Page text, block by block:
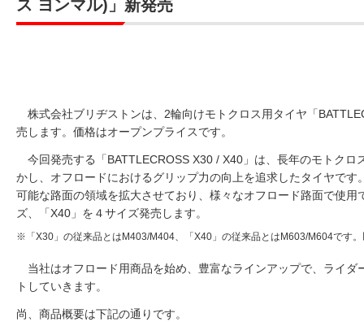
ス ヨンマル)」新発売
株式会社ブリヂストンは、2輪向けモトクロス用タイヤ「
売します。価格はオープンプライスです。
今回発売する「BATTLECROSS X30 / X40」は、長年のモトクロ
かし、オフロードにおけるグリップ力の向上を追求したタイヤです
可能な路面の領域を拡大させており、様々なオフロード路面で使用
ズ、「X40」を４サイズ発売します。
※「X30」の従来品とはM403/M404、「X40」の従来品とはM603/M604です
当社はオフロード用商品を始め、豊富なラインアップで、ライダ
トしていきます。
尚、商品概要は下記の通りです。